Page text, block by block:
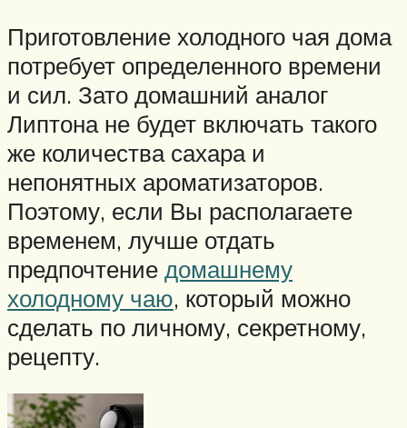
Приготовление холодного чая дома
потребует определенного времени
и сил. Зато домашний аналог
Липтона не будет включать такого
же количества сахара и
непонятных ароматизаторов.
Поэтому, если Вы располагаете
временем, лучше отдать
предпочтение домашнему
холодному чаю, который можно
сделать по личному, секретному,
рецепту.